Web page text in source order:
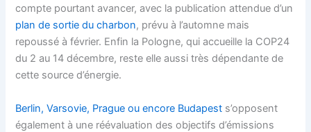
compte pourtant avancer, avec la publication attendue d’un
plan de sortie du charbon, prévu à l’automne mais
repoussé à février. Enfin la Pologne, qui accueille la COP24
du 2 au 14 décembre, reste elle aussi très dépendante de
cette source d’énergie.
Berlin, Varsovie, Prague ou encore Budapest s’opposent
également à une réévaluation des objectifs d’émissions